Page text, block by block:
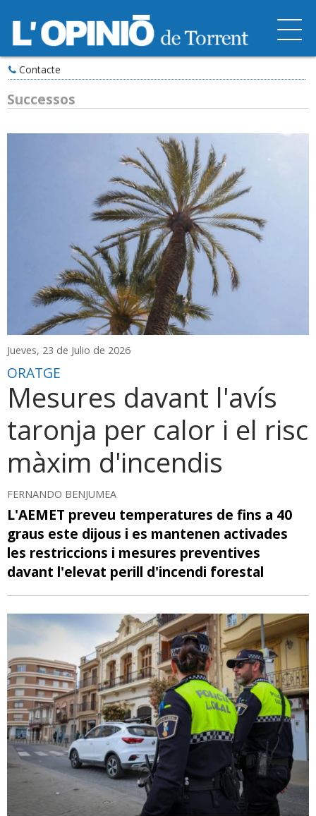
Contacte
Successos
Jueves, 23 de Julio de 2026
ORATGE
Mesures davant l'avís
taronja per calor i el risc
màxim d'incendis
FERNANDO BENJUMEA
L'AEMET preveu temperatures de fins a 40
graus este dijous i es mantenen activades
les restriccions i mesures preventives
davant l'elevat perill d'incendi forestal